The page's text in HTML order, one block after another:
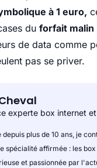
à 1 euro,
du forfait malin
de data comme
pas se priver.
experte box internet
plus de 10 ans, je
spécialité affirmée : les
et passionnée par